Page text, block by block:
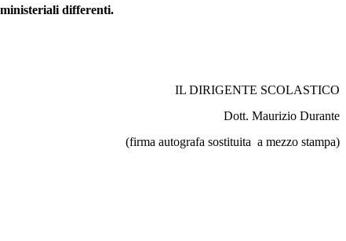
differenti.
IL DIRIGENTE SCOLASTICO
Dott. Maurizio Durante
(firma autografa sostituita a mezzo stampa)